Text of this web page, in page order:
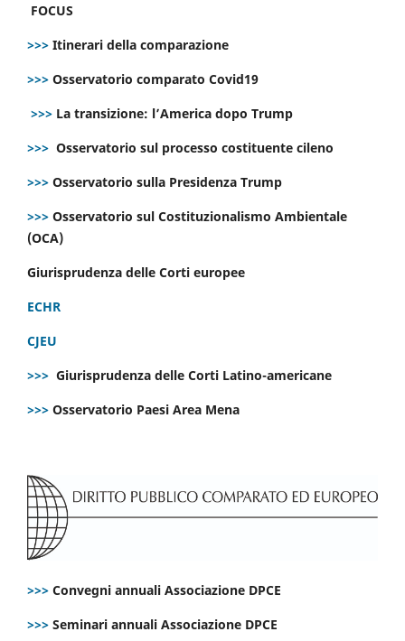
FOCUS
>>> Itinerari della comparazione
>>> Osservatorio comparato Covid19
>>> La transizione: l’America dopo Trump
>>> Osservatorio sul processo costituente cileno
>>> Osservatorio sulla Presidenza Trump
>>> Osservatorio sul Costituzionalismo Ambientale
(OCA)
Giurisprudenza delle Corti europee
ECHR
CJEU
>>> Giurisprudenza delle Corti Latino-americane
>>> Osservatorio Paesi Area Mena
>>> Convegni annuali Associazione DPCE
>>> Seminari annuali Associazione DPCE